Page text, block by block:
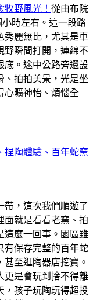
野風光！ 從由布院
時左右。這一段路
秀麗無比，尤其是車
野瞬間打開，連綿不
底。途中公路旁還設
、拍拍美景，光是坐
心曠神怡、煩惱全
捏陶體驗、百年蛇窯
帶，這次我們順遊了
面就是看看老窯、拍
這麼一回事。園區雖
有保存完整的百年蛇
至逛陶器店挖寶。
更是會玩到捨不得離
，孩子玩陶玩得超投